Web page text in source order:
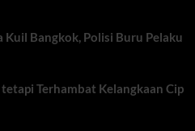
Kuil Bangkok, Polisi Buru Pelaku
Terhambat Kelangkaan Cip